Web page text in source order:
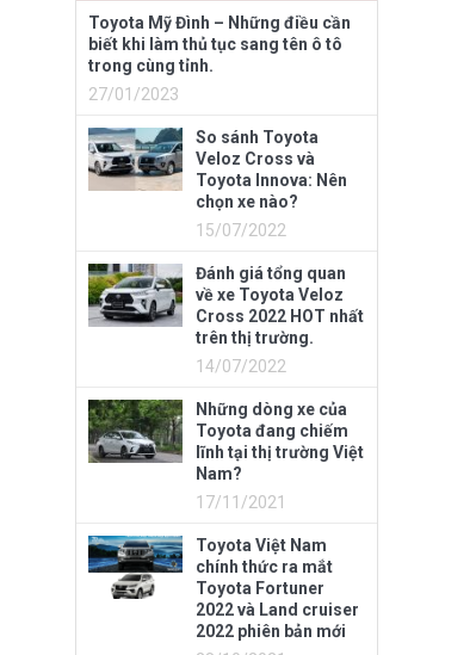
Toyota Mỹ Đình – Những điều cần
biết khi làm thủ tục sang tên ô tô
trong cùng tỉnh.
27/01/2023
So sánh Toyota
Veloz Cross và
Toyota Innova: Nên
chọn xe nào?
15/07/2022
Đánh giá tổng quan
về xe Toyota Veloz
Cross 2022 HOT nhất
trên thị trường.
14/07/2022
Những dòng xe của
Toyota đang chiếm
lĩnh tại thị trường Việt
Nam?
17/11/2021
Toyota Việt Nam
chính thức ra mắt
Toyota Fortuner
2022 và Land cruiser
2022 phiên bản mới